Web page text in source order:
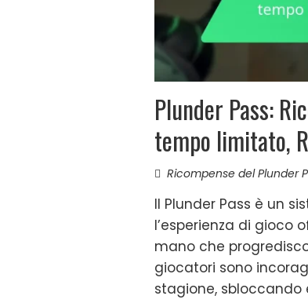
Plunder Pass:
tempo limitato,
Ricompense del Plunder
Il Plunder Pass è un
l’esperienza di
mano che
giocatori sono
stagione,